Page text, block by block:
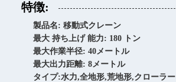
特徴:
製品名: 移動式クレーン
最大 持ち上げ 能力: 180 トン
最大作業半径: 40メートル
最大出力距離: 8メートル
タイプ:水力,全地形,荒地形,クローラー